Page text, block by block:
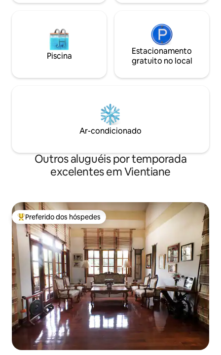
comida japonesa, comida chinesa, salão
Aeroporto Internacional de Wattay
(Aeroporto de Wattay): 15 minutos ●
Rua do Viajante-Turista: 10 minutos
Memorial da Independência de
That Luang: 10 minutos ● Compras -
Korean Town, Cook Cook Mega Mart 5
minutos, ⛳ Lakeview cc: 25 minutos 🚗
Uso do carro, café da manhã, pedido de
Piscina
Estacionamento
gratuito no local
Ar-condicionado
Outros aluguéis por temporada
excelentes em Vientiane
Entre os melhores preferidos dos hóspedes
Preferido dos hóspedes